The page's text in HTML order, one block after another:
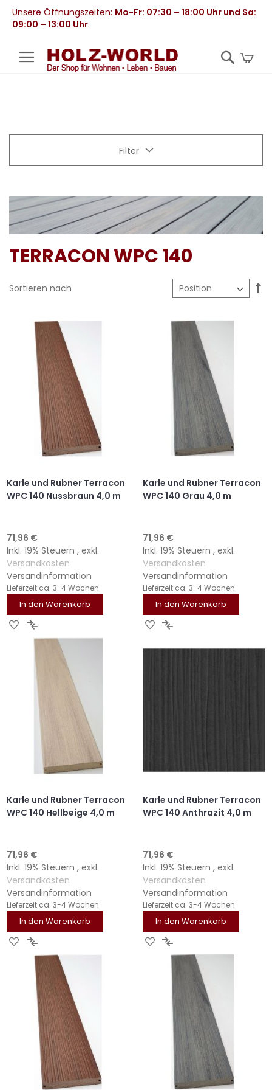
Unsere Öffnungszeiten: Mo-Fr: 07:30 – 18:00 Uhr und Sa:
09:00 – 13:00 Uhr.
Filter
TERRACON WPC 140
Sortieren nach
Karle und Rubner Terracon
WPC 140 Nussbraun 4,0 m
71,96 €
Inkl. 19% Steuern , exkl.
Versandkosten
Versandinformation
Lieferzeit ca. 3-4 Wochen
In den Warenkorb
ZUR
WUNSCHLISTE
HINZUFÜGEN
ZUR
VERGLEICHSLISTE
HINZUFÜGEN
Karle und Rubner Terracon
WPC 140 Grau 4,0 m
71,96 €
Inkl. 19% Steuern , exkl.
Versandkosten
Versandinformation
Lieferzeit ca. 3-4 Wochen
In den Warenkorb
ZURZUR
Karle und Rubner Terracon
WPC 140 Hellbeige 4,0 m
71,96 €
Inkl. 19% Steuern , exkl.
Versandkosten
Versandinformation
Lieferzeit ca. 3-4 Wochen
In den Warenkorb
ZUR
WUNSCHLISTE
HINZUFÜGEN
ZUR
VERGLEICHSLISTE
HINZUFÜGEN
Karle und Rubner Terracon
WPC 140 Anthrazit 4,0 m
71,96 €
Inkl. 19% Steuern , exkl.
Versandkosten
Versandinformation
Lieferzeit ca. 3-4 Wochen
In den Warenkorb
ZUR
WUNSCHLISTE
HINZUFÜGEN
ZUR
VERGLEICHSLISTE
HINZUFÜGEN